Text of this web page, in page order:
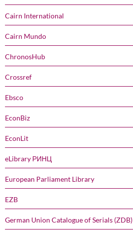
Cairn International
Cairn Mundo
ChronosHub
Crossref
Ebsco
EconBiz
EconLit
eLibrary РИНЦ
European Parliament Library
EZB
German Union Catalogue of Serials (ZDB)